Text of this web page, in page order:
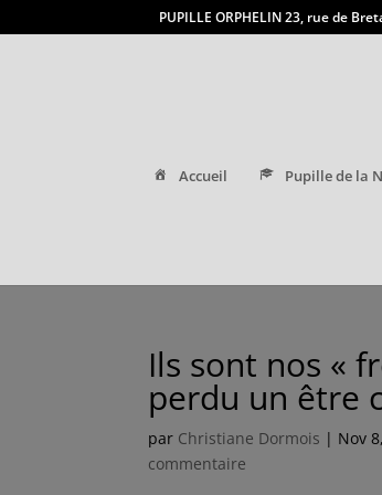
PUPILLE ORPHELIN 23, rue de
Accueil Pupille de la
Ils sont nos «
perdu un être
par Christiane Dormois | Nov
commentaire